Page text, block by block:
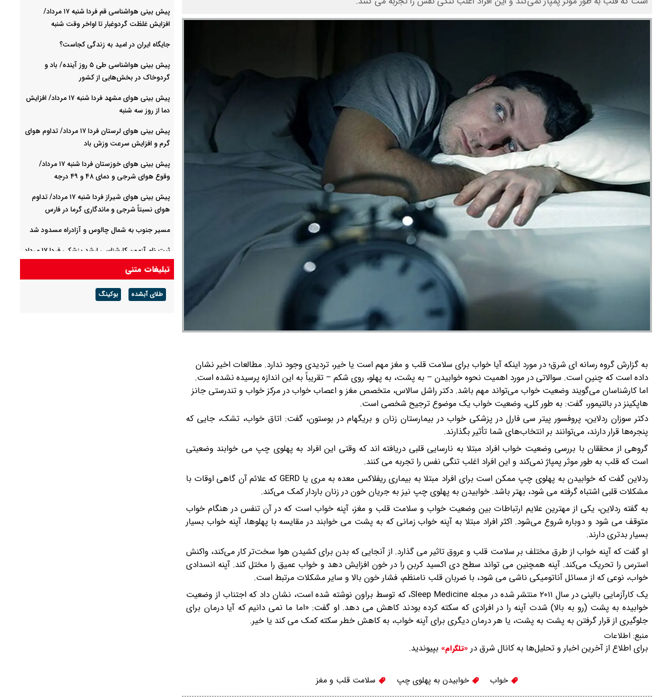
به گزارش گروه رسانه ای شرق؛ در مورد اینکه آیا خواب برای سلامت قلب و مغز مهم است یا خیر، تردیدی وجود ندارد. مطالعات اخیر نشان
داده است که چنین است. سوالاتی در مورد اهمیت نحوه خوابیدن – به پشت، به پهلو، روی شکم – تقریباً به این اندازه پرسیده نشده است.
اما کارشناسان می‌گویند وضعیت خواب می‌تواند مهم باشد. دکتر راشل سالاس، متخصص مغز و اعصاب خواب در مرکز خواب و تندرستی جانز
هاپکینز در بالتیمور، گفت: به طور کلی، وضعیت خواب یک موضوع ترجیح شخصی است.
دکتر سوزان ردلاین، پروفسور پیتر سی فارل در پزشکی خواب در بیمارستان زنان و بریگهام در بوستون، گفت: اتاق خواب، تشک، جایی که
پنجره‌ها قرار دارند، می‌توانند بر انتخاب‌های شما تأثیر بگذارند.
گروهی از محققان با بررسی وضعیت خواب افراد مبتلا به نارسایی قلبی دریافته اند که وقتی این افراد به پهلوی چپ می خوابند وضعیتی
است که قلب به طور موثر پمپاژ نمی‌کند و این افراد اغلب تنگی نفس را تجربه می کنند.
ردلاین گفت که خوابیدن به پهلوی چپ ممکن است برای افراد مبتلا به بیماری ریفلاکس معده به مری یا GERD که علائم آن گاهی اوقات با
مشکلات قلبی اشتباه گرفته می شود، بهتر باشد. خوابیدن به پهلوی چپ نیز به جریان خون در زنان باردار کمک می‌کند.
به گفته ردلاین، یکی از مهترین علایم ارتباطات بین وضعیت خواب و سلامت قلب و مغز، آپنه خواب است که در آن تنفس در هنگام خواب
متوقف می شود و دوباره شروع می‌شود. اکثر افراد مبتلا به آپنه خواب زمانی که به پشت می خوابند در مقایسه با پهلوها، آپنه خواب بسیار
بسیار بدتری دارند.
او گفت که آپنه خواب از طرق مختلف بر سلامت قلب و عروق تاثیر می گذارد. از آنجایی که بدن برای کشیدن هوا سخت‌تر کار می‌کند، واکنش
استرس را تحریک می‌کند. آپنه همچنین می تواند سطح دی اکسید کربن را در خون افزایش دهد و خواب عمیق را مختل کند. آپنه انسدادی
خواب، نوعی که از مسائل آناتومیکی ناشی می شود، با ضربان قلب نامنظم، فشار خون بالا و سایر مشکلات مرتبط است.
یک کارآزمایی بالینی در سال ۲۰۱۱ منتشر شده در مجله Sleep Medicine، که توسط براون نوشته شده است، نشان داد که اجتناب از وضعیت
خوابیده به پشت (رو به بالا) شدت آپنه را در افرادی که سکته کرده بودند کاهش می دهد. او گفت: «اما ما نمی دانیم که آیا درمان برای
جلوگیری از قرار گرفتن به پشت به پشت، یا هر درمان دیگری برای آپنه خواب، به کاهش خطر سکته کمک می کند یا خیر.
منبع: اطلاعات
برای اطلاع از آخرین اخبار و تحلیل‌ها به کانال شرق در «تلگرام» بپیوندید.
خواب خوابیدن به پهلوی چپ سلامت قلب و مغز
پیش بینی هواشناسی قم فردا شنبه ۱۷ مرداد/
افزایش غلظت گردوغبار تا اواخر وقت شنبه
جایگاه ایران در امید به زندگی کجاست؟
پیش بینی هواشناسی طی ۵ روز آینده/ باد و
گردوخاک در بخش‌هایی از کشور
پیش بینی هوای مشهد فردا شنبه ۱۷ مرداد/ افزایش
دما از روز سه شنبه
پیش بینی هوای لرستان فردا ۱۷ مرداد/ تداوم هوای
گرم و افزایش سرعت وزش باد
پیش بینی هوای خوزستان فردا شنبه ۱۷ مرداد/
وقوع هوای شرجی و دمای ۴۸ و ۴۹ درجه
پیش بینی هوای شیراز فردا شنبه ۱۷ مرداد/ تداوم
هوای نسبتاً شرجی و ماندگاری گرما در فارس
مسیر جنوب به شمال چالوس و آزادراه مسدود شد
ثبت نام آزمون کارشناسی ارشد پزشکی فردا ۱۷ مرداد
آغاز می شود
قفسه داروخانه ها خالی است؟
تبلیغات متنی
طلای آبشده بوکینگ